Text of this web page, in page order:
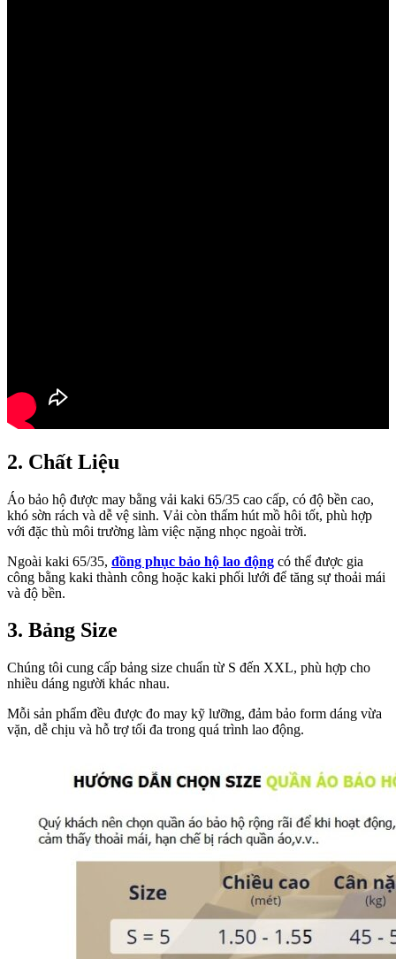
2. Chất Liệu
Áo bảo hộ được may bằng vải kaki 65/35 cao cấp, có độ bền cao,
khó sờn rách và dễ vệ sinh. Vải còn thấm hút mồ hôi tốt, phù hợp
với đặc thù môi trường làm việc nặng nhọc ngoài trời.
Ngoài kaki 65/35, đồng phục bảo hộ lao động có thể được gia
công bằng kaki thành công hoặc kaki phối lưới để tăng sự thoải mái
và độ bền.
3. Bảng Size
Chúng tôi cung cấp bảng size chuẩn từ S đến XXL, phù hợp cho
nhiều dáng người khác nhau.
Mỗi sản phẩm đều được đo may kỹ lưỡng, đảm bảo form dáng vừa
vặn, dễ chịu và hỗ trợ tối đa trong quá trình lao động.